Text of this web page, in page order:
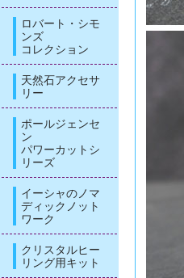
ロバート・シモ
ンズ
コレクション
天然石アクセサ
リー
ポールジェンセ
ン
パワーカットシ
リーズ
イーシャのノマ
ディックノット
ワーク
クリスタルヒー
リング用キット